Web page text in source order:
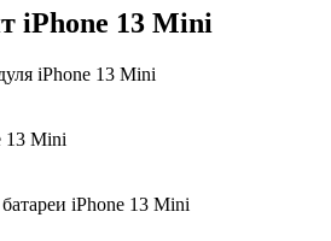
iPhone 13 Mini
iPhone 13 Mini
13 Mini
iPhone 13 Mini